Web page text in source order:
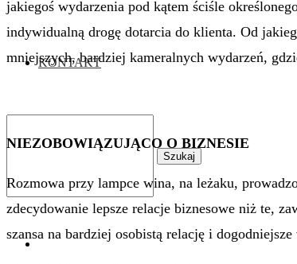
KONTAKT
Szukaj
jakiegoś wydarzenia pod kątem ściśle
indywidualną drogę dotarcia do klienta. Od
mniejszych, bardziej kameralnych wydarzeń,
NIEZOBOWIĄZUJĄCO O BIZNESIE
Rozmowa przy lampce wina, na leżaku,
zdecydowanie lepsze relacje biznesowe niż te,
szansa na bardziej osobistą relację i